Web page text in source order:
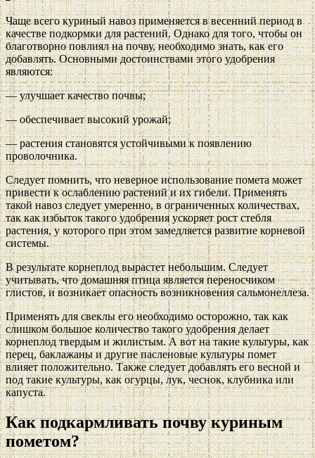
Чаще всего куриный навоз применяется в весенний период в
качестве подкормки для растений. Однако для того, чтобы он
благотворно повлиял на почву, необходимо знать, как его
добавлять. Основными достоинствами этого удобрения
являются:
— улучшает качество почвы;
— обеспечивает высокий урожай;
— растения становятся устойчивыми к появлению
проволочника.
Следует помнить, что неверное использование помета может
привести к ослаблению растений и их гибели. Применять
такой навоз следует умеренно, в ограниченных количествах,
так как избыток такого удобрения ускоряет рост стебля
растения, у которого при этом замедляется развитие корневой
системы.
В результате корнеплод вырастет небольшим. Следует
учитывать, что домашняя птица является переносчиком
глистов, и возникает опасность возникновения сальмонеллеза.
Применять для свеклы его необходимо осторожно, так как
слишком большое количество такого удобрения делает
корнеплод твердым и жилистым. А вот на такие культуры, как
перец, баклажаны и другие пасленовые культуры помет
влияет положительно. Также следует добавлять его весной и
под такие культуры, как огурцы, лук, чеснок, клубника или
капуста.
Как подкармливать почву куриным
пометом?